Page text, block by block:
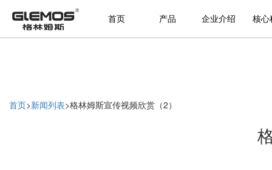
首页 产品 企业介绍 核心
首页>新闻列表>格林姆斯宣传视频欣赏（2）